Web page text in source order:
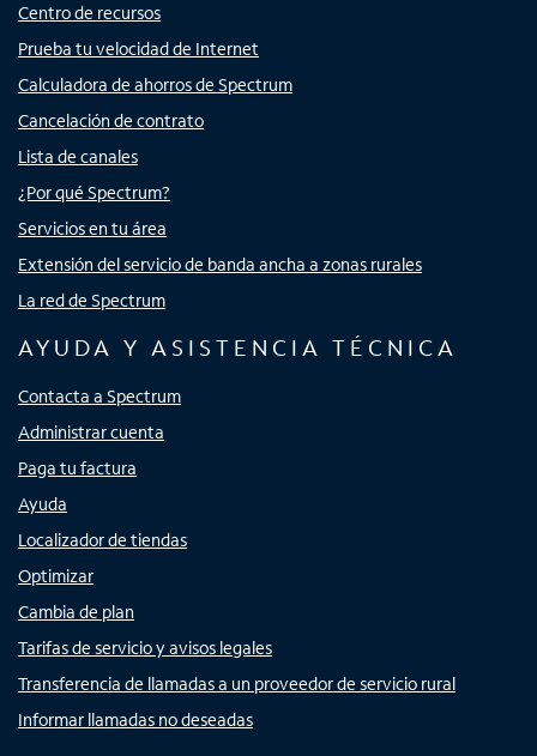
Centro de recursos
Prueba tu velocidad de Internet
Calculadora de ahorros de Spectrum
Cancelación de contrato
Lista de canales
¿Por qué Spectrum?
Servicios en tu área
Extensión del servicio de banda ancha a zonas rurales
La red de Spectrum
AYUDA Y ASISTENCIA TÉCNICA
Contacta a Spectrum
Administrar cuenta
Paga tu factura
Ayuda
Localizador de tiendas
Optimizar
Cambia de plan
Tarifas de servicio y avisos legales
Transferencia de llamadas a un proveedor de servicio rural
Informar llamadas no deseadas